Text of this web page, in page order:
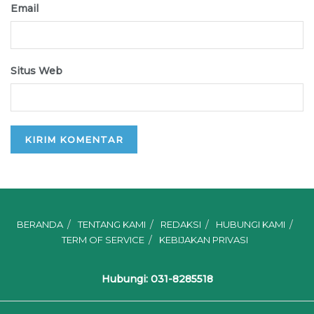
Email
Situs Web
BERANDA TENTANG KAMI REDAKSI
HUBUNGI KAMI
TERM OF SERVICE
KEBIJAKAN PRIVASI
Hubungi: 031-8285518